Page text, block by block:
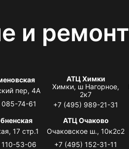
и ремонт
пер, 4А
74-61
АТЦ Химки
Химки, ш Нагорное,
2к7
+7 (495) 989-21-31
17 стр.1
53-06
АТЦ Очаково
Очаковское ш., 10к2с2
+7 (495) 152-31-11